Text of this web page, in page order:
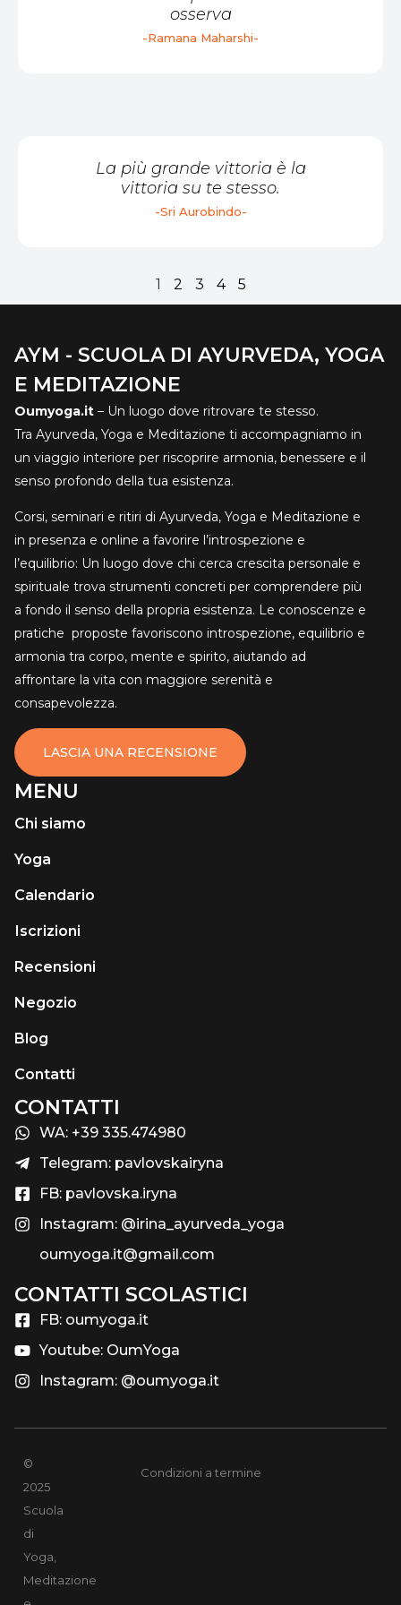
osserva
-Ramana Maharshi-
La più grande vittoria è la
vittoria su te stesso.
-Sri Aurobindo-
1 2 3 4 5
AYM - SCUOLA DI AYURVEDA, YOGA
E MEDITAZIONE
Oumyoga.it – Un luogo dove ritrovare te stesso.
Tra Ayurveda, Yoga e Meditazione ti accompagniamo in
un viaggio interiore per riscoprire armonia, benessere e il
senso profondo della tua esistenza.
Corsi, seminari e ritiri di Ayurveda, Yoga e Meditazione e
in presenza e online a favorire l’introspezione e
l’equilibrio: Un luogo dove chi cerca crescita personale e
spirituale trova strumenti concreti per comprendere più
a fondo il senso della propria esistenza. Le conoscenze e
pratiche proposte favoriscono introspezione, equilibrio e
armonia tra corpo, mente e spirito, aiutando ad
affrontare la vita con maggiore serenità e
consapevolezza.
LASCIA UNA RECENSIONE
MENU
Chi siamo
Yoga
Calendario
Іscrizioni
Recensioni
Negozio
Blog
Contatti
CONTATTI
WA: +39 335.474980
Telegram: pavlovskairyna
FB: pavlovska.iryna
Instagram: @irina_ayurveda_yoga
oumyoga.it@gmail.com
CONTATTI SCOLASTICI​
FB: oumyoga.it
Youtube: OumYoga
Instagram: @oumyoga.it
©
2025
Scuola
di
Yoga,
Meditazione
Condizioni a termine